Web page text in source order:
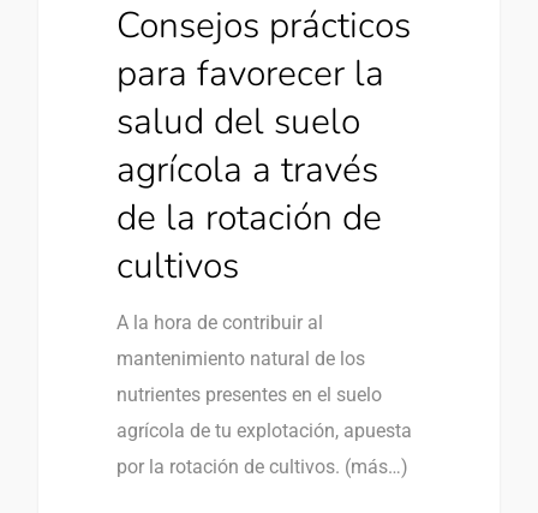
Consejos prácticos
para favorecer la
salud del suelo
agrícola a través
de la rotación de
cultivos
A la hora de contribuir al
mantenimiento natural de los
nutrientes presentes en el suelo
agrícola de tu explotación, apuesta
por la rotación de cultivos. (más…)